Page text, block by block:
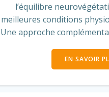
l’équilibre
meilleures conditions
Une approche
EN SAVOIR